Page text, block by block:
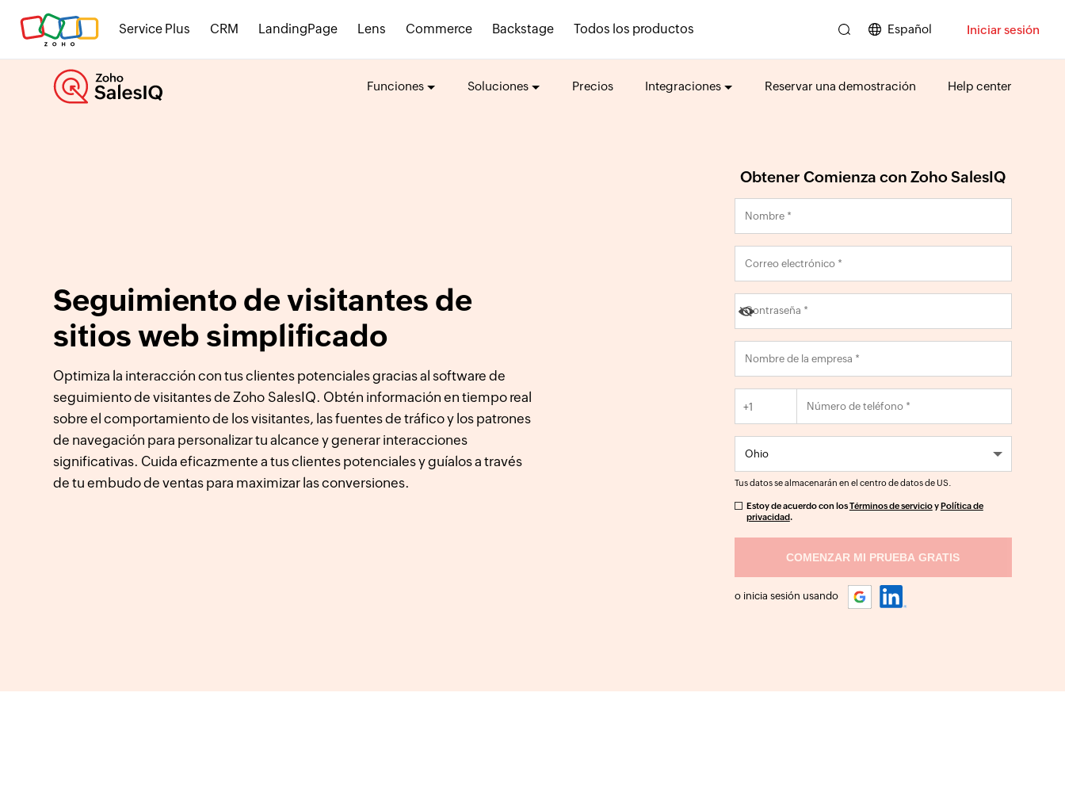
Service Plus CRM LandingPage Lens Commerce Backstage Todos los productos Español Iniciar sesión
Funciones Soluciones Precios Integraciones Reservar una demostración Help center
Seguimiento de visitantes de
sitios web simplificado
Optimiza la interacción con tus clientes potenciales gracias al software de
seguimiento de visitantes de Zoho SalesIQ. Obtén información en tiempo real
sobre el comportamiento de los visitantes, las fuentes de tráfico y los patrones
de navegación para personalizar tu alcance y generar interacciones
significativas. Cuida eficazmente a tus clientes potenciales y guíalos a través
de tu embudo de ventas para maximizar las conversiones.
Obtener Comienza con Zoho SalesIQ
+1
Tus datos se almacenarán en el centro de datos de US.
Estoy de acuerdo con losTérminos de servicioyPolítica de
privacidad.
o inicia sesión usando